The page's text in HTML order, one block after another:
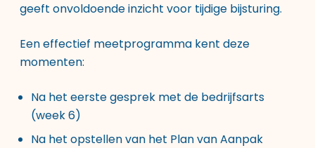
geeft onvoldoende inzicht voor tijdige bijsturing.
Een effectief meetprogramma kent deze
momenten:
Na het eerste gesprek met de bedrijfsarts
(week 6)
Na het opstellen van het Plan van Aanpak